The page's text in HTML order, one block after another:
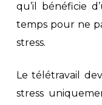
qu’il bénéficie
temps pour ne
stress.
Le télétravail
stress